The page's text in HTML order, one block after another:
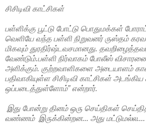
சிசிடிவி காட்சிகள்
பள்ளிக்கு பூட்டு போட்டு பொதுமக்கள்
வெளியே வந்த பள்ளி நிறுவனர் ருஸ்தம்
மிகவும் துரதிர்ஷ்டவசமானது.
வேண்டும்.பள்ளி நிர்வாகம் போலீஸ்
அளிக்கும். குற்றவாளிகளை அடையாளம்
பதிவாகியுள்ள சிசிடிவி காட்சிகள்
ஒப்படைத்துள்ளோம்”என்றார்.
இது போன்று தினம் ஒரு செய்திகள்
வண்ணம் இருக்கின்றன... அது மட்டுமல்ல....